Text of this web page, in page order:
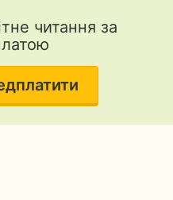
читання за